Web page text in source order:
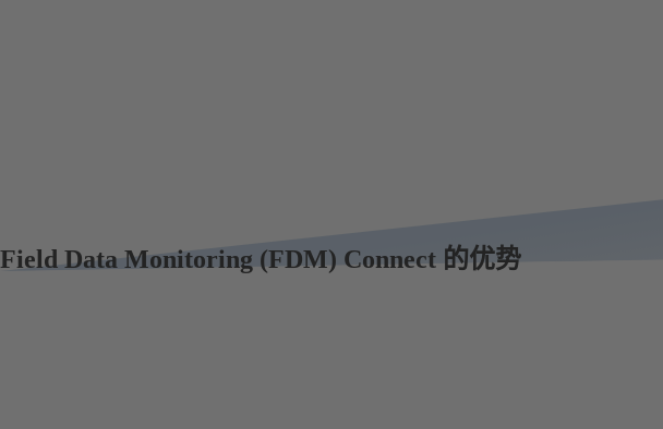
Field Data Monitoring (FDM) Connect 的优势